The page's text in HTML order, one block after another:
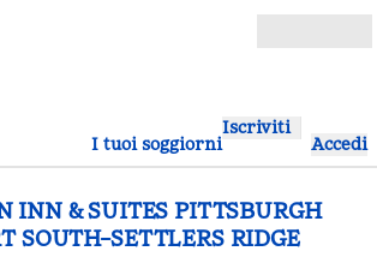
I tuoi soggiorni
Iscriviti
Accedi
INN & SUITES PITTSBURGH
SOUTH–SETTLERS RIDGE